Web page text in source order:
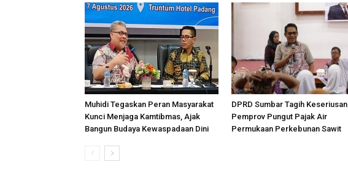
Muhidi Tegaskan Peran Masyarakat
Kunci Menjaga Kamtibmas, Ajak
Bangun Budaya Kewaspadaan Dini
DPRD Sumbar Tagih Keseriusan
Pemprov Pungut Pajak Air
Permukaan Perkebunan Sawit